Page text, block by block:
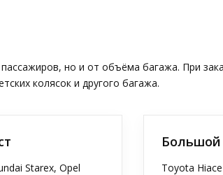
но и от объёма багажа. При
колясок и другого багажа.
Starex, Opel
Большой
Toyota